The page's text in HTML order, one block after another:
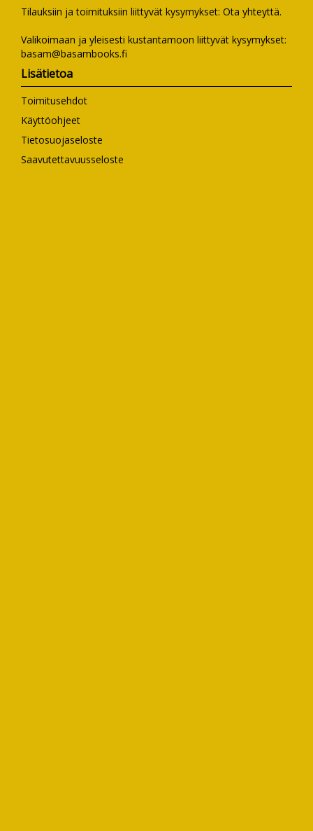
Tilauksiin ja toimituksiin liittyvät kysymykset: Ota yhteyttä.
Valikoimaan ja yleisesti kustantamoon liittyvät kysymykset:
basam@basambooks.fi
Lisätietoa
Toimitusehdot
Käyttöohjeet
Tietosuojaseloste
Saavutettavuusseloste